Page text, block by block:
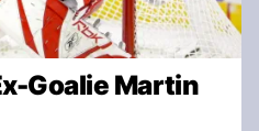
Goalie Martin